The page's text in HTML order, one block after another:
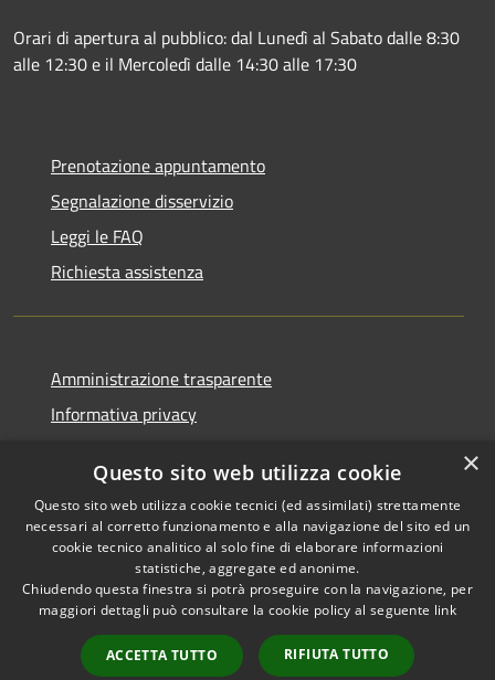
Orari di apertura al pubblico: dal Lunedì al Sabato dalle 8:30
alle 12:30 e il Mercoledì dalle 14:30 alle 17:30
Prenotazione appuntamento
Segnalazione disservizio
Leggi le FAQ
Richiesta assistenza
Amministrazione trasparente
Informativa privacy
Dichiarazione di accessibilità
RSS
Accessibilità
Copyright © 2026 • Comune di
Bolano • Powered by
Municipium•
Accesso
×
Questo sito web utilizza cookie
Questo sito web utilizza cookie tecnici (ed assimilati) strettamente
necessari al corretto funzionamento e alla navigazione del sito ed un
cookie tecnico analitico al solo fine di elaborare informazioni
statistiche, aggregate ed anonime.
Chiudendo questa finestra si potrà proseguire con la navigazione, per
maggiori dettagli può consultare la cookie policy al seguente link
ACCETTA TUTTO RIFIUTA TUTTO